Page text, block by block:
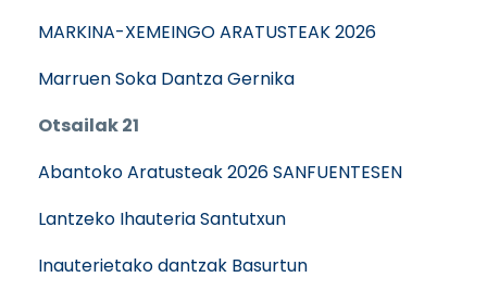
MARKINA-XEMEINGO ARATUSTEAK 2026
Marruen Soka Dantza Gernika
Otsailak 21
Abantoko Aratusteak 2026 SANFUENTESEN
Lantzeko Ihauteria Santutxun
Inauterietako dantzak Basurtun